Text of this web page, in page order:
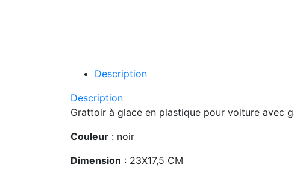
Description
Description
Grattoir à glace en plastique pour voiture avec
Couleur : noir
Dimension : 23X17,5 CM